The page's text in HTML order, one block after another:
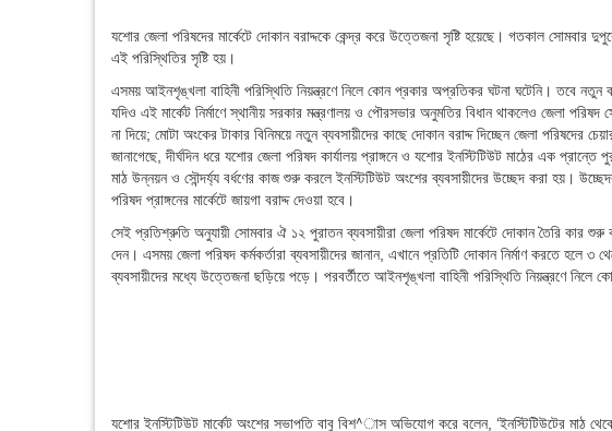
যশোর জেলা পরিষদের মার্কেটে দোকান বরাদ্দকে কেন্দ্র করে উত্তেজনা সৃষ্টি হয়েছে। গতকাল সোমবার
এই পরিস্থিতির সৃষ্টি হয়।
এসময় আইনশৃঙ্খলা বাহিনী পরিস্থিতি নিয়ন্ত্রণে নিলে কোন প্রকার অপ্রতিকর ঘটনা ঘটেনি। তবে নতুন
যদিও এই মার্কেট নির্মাণে স্থানীয় সরকার মন্ত্রণালয় ও পৌরসভার অনুমতির বিধান থাকলেও জেলা
না দিয়ে; মোটা অংকের টাকার বিনিময়ে নতুন ব্যবসায়ীদের কাছে দোকান বরাদ্দ দিচ্ছেন জেলা পরিষদের
জানাগেছে, দীর্ঘদিন ধরে যশোর জেলা পরিষদ কার্যালয় প্রাঙ্গনে ও যশোর ইনস্টিটিউট মাঠের এক
মাঠ উন্নয়ন ও সৌন্দর্য্য বর্ধণের কাজ শুরু করলে ইনস্টিটিউট অংশের ব্যবসায়ীদের উচ্ছেদ করা হয়।
পরিষদ প্রাঙ্গনের মার্কেটে জায়গা বরাদ্দ দেওয়া হবে।
সেই প্রতিশ্রুতি অনুযায়ী সোমবার ঐ ১২ পুরাতন ব্যবসায়ীরা জেলা পরিষদ মার্কেটে দোকান তৈরি কার শুরু
দেন। এসময় জেলা পরিষদ কর্মকর্তারা ব্যবসায়ীদের জানান, এখানে প্রতিটি দোকান নির্মাণ করতে হলে ৩
ব্যবসায়ীদের মধ্যে উত্তেজনা ছড়িয়ে পড়ে। পরবর্তীতে আইনশৃঙ্খলা বাহিনী পরিস্থিতি নিয়ন্ত্রণে নিলে
যশোর ইনস্টিটিউট মার্কেট অংশের সভাপতি বাবু বিশ^াস অভিযোগ করে বলেন, ‘ইনস্টিটিউটের মাঠ